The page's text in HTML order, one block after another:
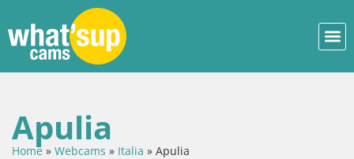
Apulia
Home » Webcams » Italia » Apulia